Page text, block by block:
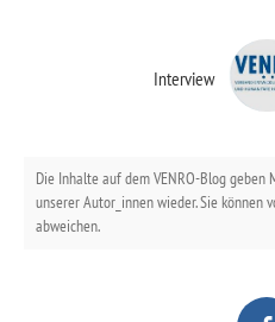
Interview
Die Inhalte auf dem VENRO-Blog geben
unserer Autor_innen wieder. Sie können
abweichen.